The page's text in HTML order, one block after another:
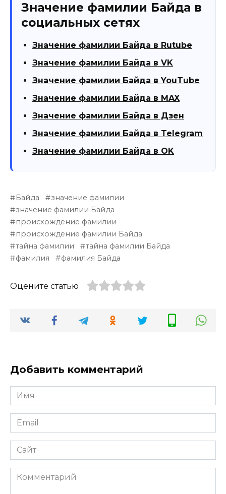
Значение фамилии Байда в
социальных сетях
Значение фамилии Байда в Rutube
Значение фамилии Байда в VK
Значение фамилии Байда в YouTube
Значение фамилии Байда в MAX
Значение фамилии Байда в Дзен
Значение фамилии Байда в Telegram
Значение фамилии Байда в OK
Байда
значение фамилии
значение фамилии Байда
происхождение фамилии
происхождение фамилии Байда
тайна фамилии
тайна фамилии Байда
фамилия
фамилия Байда
Оцените статью
Добавить комментарий
Имя
*
Email
*
Сайт
Комментарий